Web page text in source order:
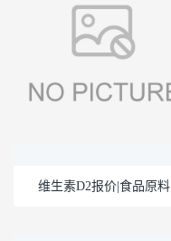
维生素D2报价|食品原料